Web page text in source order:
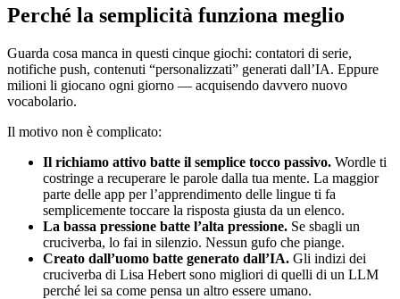
Perché la semplicità funziona meglio
Guarda cosa manca in questi cinque giochi: contatori di serie,
notifiche push, contenuti “personalizzati” generati dall’IA. Eppure
milioni li giocano ogni giorno — acquisendo davvero nuovo
vocabolario.
Il motivo non è complicato:
Il richiamo attivo batte il semplice tocco passivo. Wordle ti
costringe a recuperare le parole dalla tua mente. La maggior
parte delle app per l’apprendimento delle lingue ti fa
semplicemente toccare la risposta giusta da un elenco.
La bassa pressione batte l’alta pressione. Se sbagli un
cruciverba, lo fai in silenzio. Nessun gufo che piange.
Creato dall’uomo batte generato dall’IA. Gli indizi dei
cruciverba di Lisa Hebert sono migliori di quelli di un LLM
perché lei sa come pensa un altro essere umano.